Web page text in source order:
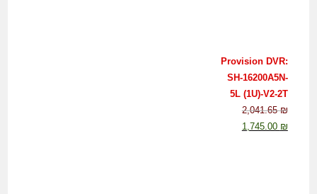
Provision DVR:
SH-16200A5N-
5L (1U)-V2-2T
2,041.65₪
1,745.00 ₪